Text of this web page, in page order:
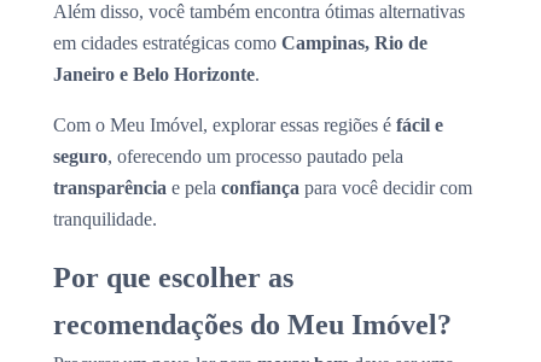
Além disso, você também encontra ótimas alternativas
em cidades estratégicas como Campinas, Rio de
Janeiro e Belo Horizonte.
Com o Meu Imóvel, explorar essas regiões é fácil e
seguro, oferecendo um processo pautado pela
transparência e pela confiança para você decidir com
tranquilidade.
Por que escolher as
recomendações do Meu Imóvel?